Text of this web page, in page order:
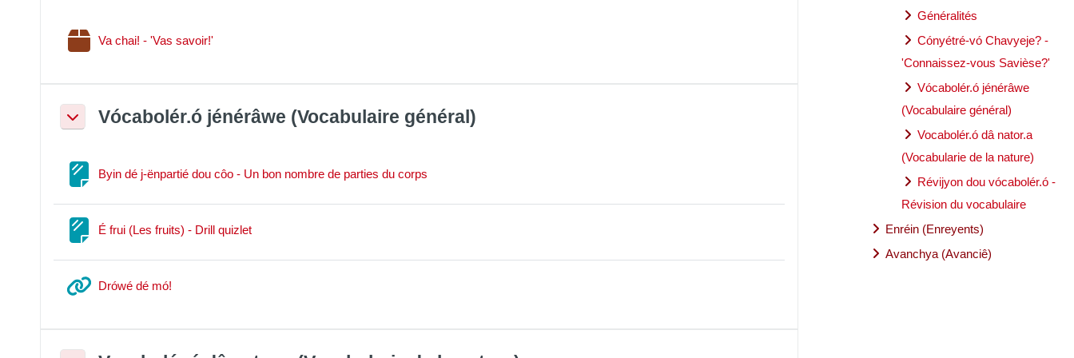
Généralités
Cónyétré-vó Chavyeje? -
'Connaissez-vous Savièse?'
Vócabolér.ó jénérâwe
(Vocabulaire général)
Vocabolér.ó dâ nator.a
(Vocabularie de la nature)
Révijyon dou vócabolér.ó -
Révision du vocabulaire
Enréin (Enreyents)
Avanchya (Avanciê)
Va chai! - 'Vas savoir!'
ReplierVócabolér.ó jénérâwe (Vocabulaire général)
Byin dé j-ënpartié dou côo - Un bon nombre de parties du corps
É frui (Les fruits) - Drill quizletPage
Drówé dé mó!